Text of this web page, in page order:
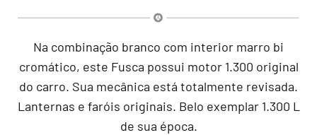
Na combinação branco com interior marro bi
cromático, este Fusca possui motor 1.300 original
do carro. Sua mecânica está totalmente revisada.
Lanternas e faróis originais. Belo exemplar 1.300 L
de sua época.